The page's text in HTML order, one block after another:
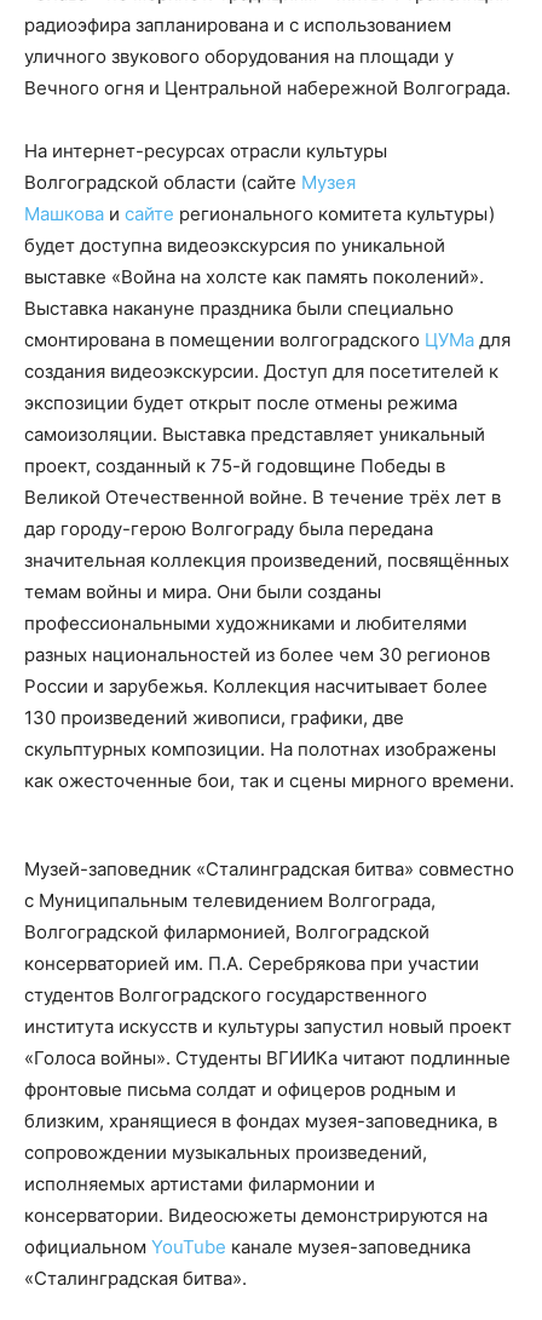
радиоэфира запланирована и с использованием
уличного звукового оборудования на площади у
Вечного огня и Центральной набережной Волгограда.
На интернет-ресурсах отрасли культуры
Волгоградской области (сайте Музея
Машкова и сайте регионального комитета культуры)
будет доступна видеоэкскурсия по уникальной
выставке «Война на холсте как память поколений».
Выставка накануне праздника были специально
смонтирована в помещении волгоградского ЦУМа для
создания видеоэкскурсии. Доступ для посетителей к
экспозиции будет открыт после отмены режима
самоизоляции. Выставка представляет уникальный
проект, созданный к 75-й годовщине Победы в
Великой Отечественной войне. В течение трёх лет в
дар городу-герою Волгограду была передана
значительная коллекция произведений, посвящённых
темам войны и мира. Они были созданы
профессиональными художниками и любителями
разных национальностей из более чем 30 регионов
России и зарубежья. Коллекция насчитывает более
130 произведений живописи, графики, две
скульптурных композиции. На полотнах изображены
как ожесточенные бои, так и сцены мирного времени.
Музей-заповедник «Сталинградская битва» совместно
с Муниципальным телевидением Волгограда,
Волгоградской филармонией, Волгоградской
консерваторией им. П.А. Серебрякова при участии
студентов Волгоградского государственного
института искусств и культуры запустил новый проект
«Голоса войны». Студенты ВГИИКа читают подлинные
фронтовые письма солдат и офицеров родным и
близким, хранящиеся в фондах музея-заповедника, в
сопровождении музыкальных произведений,
исполняемых артистами филармонии и
консерватории. Видеосюжеты демонстрируются на
официальном YouTube канале музея-заповедника
«Сталинградская битва».